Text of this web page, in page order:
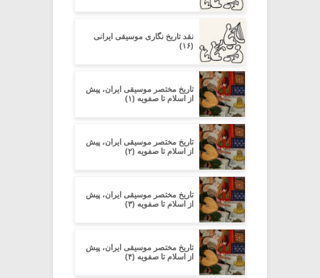
نقد تاریخ نگاری موسیقی ایرانی
(۱۶)
تاریخ مختصر موسیقی ایران، پیش
از اسلام تا صفویه (۱)
تاریخ مختصر موسیقی ایران، پیش
از اسلام تا صفویه (۲)
تاریخ مختصر موسیقی ایران، پیش
از اسلام تا صفویه (۳)
تاریخ مختصر موسیقی ایران، پیش
از اسلام تا صفویه (۴)